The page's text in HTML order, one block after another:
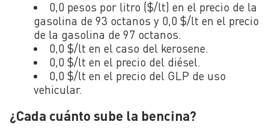
0,0 pesos por litro ($/lt) en el precio de la
gasolina de 93 octanos y 0,0 $/lt en el precio
de la gasolina de 97 octanos.
0,0 $/lt en el caso del kerosene.
0,0 $/lt en el precio del diésel.
0,0 $/lt en el precio del GLP de uso
vehicular.
¿Cada cuánto sube la bencina?